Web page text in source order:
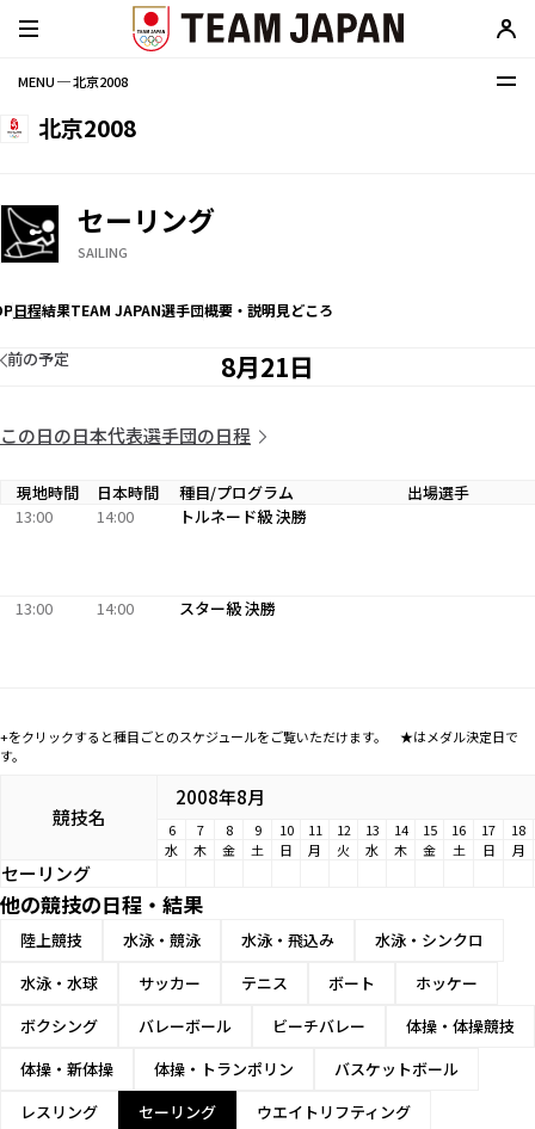
MENU ─ 北京2008
北京2008
セーリング
SAILING
日程結果TEAM JAPAN選手団概要・説明見どころ
8月21日
前の予定
この日の日本代表選手団の日程
現地時間 日本時間 種目/プログラム
出場選手
13:00
14:00 トルネード級 決勝
13:00 14:00 スター級 決勝
+をクリックすると種目ごとのスケジュールをご覧いただけます。 ★はメダル決定日で
す。
競技名
2008年8月
6 7 8 9 10 11 12 13 14 15 16 17
18
水
木 金 土 日 月 火 水 木 金 土 日 月
セーリング
他の競技の日程・結果
陸上競技 水泳・競泳 水泳・飛込み
水泳・シンクロ
水泳・水球
サッカー テニス ボート
ホッケー
ボクシング
バレーボール ビーチバレー
体操・体操競技
体操・新体操
体操・トランポリン
バスケットボール
レスリング
セーリング
ウエイトリフティング